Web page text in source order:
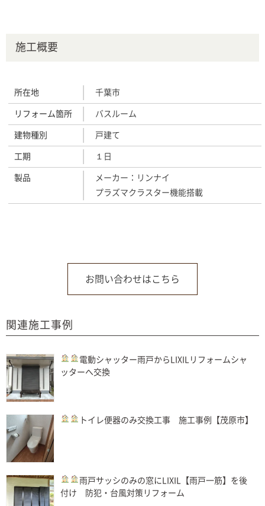
施工概要
所在地 千葉市
リフォーム箇所 バスルーム
建物種別 戸建て
工期 １日
製品
メーカー：リンナイ
プラズマクラスター機能搭載
お問い合わせはこちら
関連施工事例
電動シャッター雨戸からLIXILリフォームシャ
ッターへ交換
トイレ便器のみ交換工事 施工事例【茂原市】
雨戸サッシのみの窓にLIXIL【雨戸一筋】を後
付け 防犯・台風対策リフォーム